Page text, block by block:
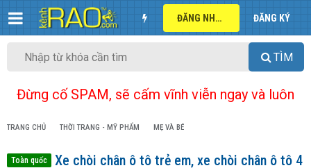
ĐĂNG NHẬP ĐĂNG KÝ
TÌM
Đừng cố SPAM, sẽ cấm vĩnh viễn ngay và luôn
TRANG CHỦ THỜI TRANG - MỸ PHẨM MẸ VÀ BÉ
Toàn quốc
Xe chòi chân ô tô trẻ em, xe chòi chân ô tô 4